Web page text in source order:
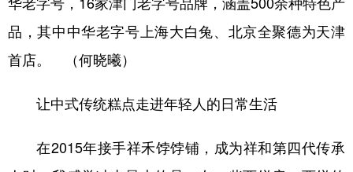
华老字号，16家津门老字号品牌，涵盖500余种特色产
品，其中中华老字号上海大白兔、北京全聚德为天津
首店。 （何晓曦）
让中式传统糕点走进年轻人的日常生活
在2015年接手祥禾饽饽铺，成为祥和第四代传承